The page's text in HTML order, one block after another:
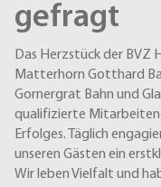
gefragt
Das Herzstück der BVZ
Matterhorn Gotthard
Gornergrat Bahn und
qualifizierte
Erfolges. Täglich
unseren Gästen ein
Wir leben Vielfalt und